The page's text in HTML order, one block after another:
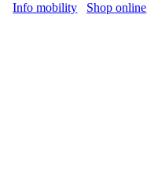
Info mobility
Shop online